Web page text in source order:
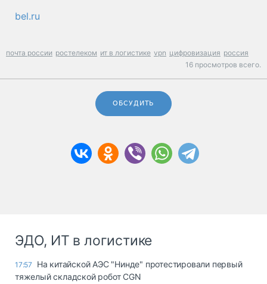
bel.ru
почта россии ростелеком ит в логистике vpn цифровизация россия
16 просмотров всего.
ОБСУДИТЬ
ЭДО, ИТ в логистике
17:57
На китайской АЭС "Нинде" протестировали первый
тяжелый складской робот CGN